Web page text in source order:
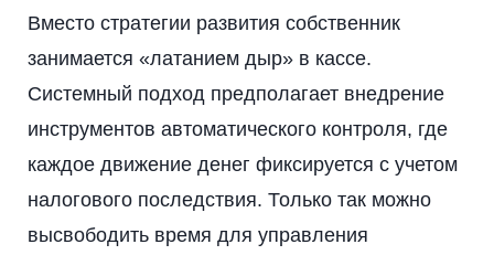
Вместо стратегии развития собственник
занимается «латанием дыр» в кассе.
Системный подход предполагает внедрение
инструментов автоматического контроля, где
каждое движение денег фиксируется с учетом
налогового последствия. Только так можно
высвободить время для управления